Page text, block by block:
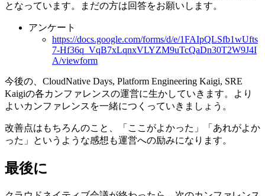
となっています。まだの方は回答をお願いします。
アンケート
https://docs.google.com/forms/d/e/1FAIpQLSfb1wUfts
7-Hf36q_VqB7xLqnxVLYZM9uTcQaDn30T2W9J4I
A/viewform
今後の、CloudNative Days, Platform Engineering Kaigi, SRE
Kaigiの各カンファレンスの運営に生かしていきます。より
よいカンファレンスを一緒につくっていきましょう。
改善点はもちろんのこと、「ここがよかった」「あれがよか
った」というような感想も運営への励みになります。
最後に